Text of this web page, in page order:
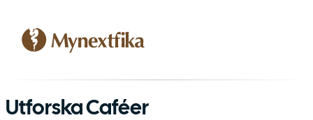
Utforska Caféer